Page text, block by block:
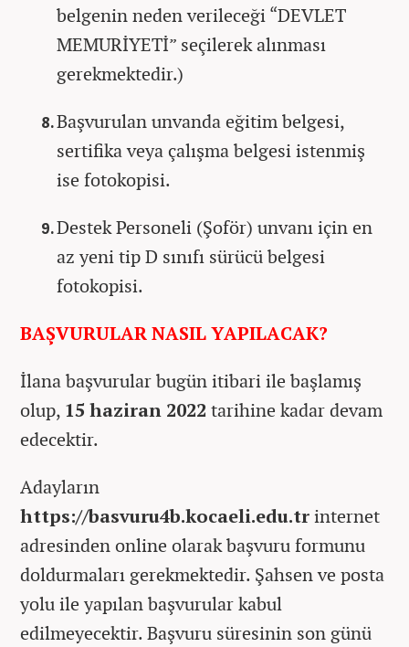
belgenin neden verileceği “DEVLET
MEMURİYETİ” seçilerek alınması
gerekmektedir.)
Başvurulan unvanda eğitim belgesi,
sertifika veya çalışma belgesi istenmiş
ise fotokopisi.
Destek Personeli (Şoför) unvanı için en
az yeni tip D sınıfı sürücü belgesi
fotokopisi.
BAŞVURULAR NASIL YAPILACAK?
İlana başvurular bugün itibari ile başlamış
olup, 15 haziran 2022 tarihine kadar devam
edecektir.
Adayların
https://basvuru4b.kocaeli.edu.trinternet
adresinden online olarak başvuru formunu
doldurmaları gerekmektedir. Şahsen ve posta
yolu ile yapılan başvurular kabul
edilmeyecektir. Başvuru süresinin son günü